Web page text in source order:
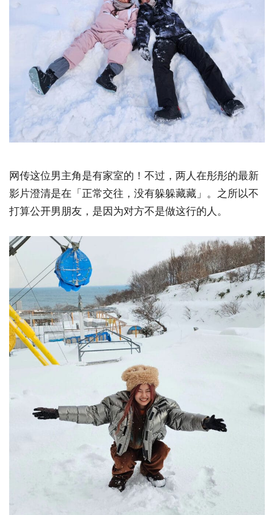
网传这位男主角是有家室的！不过，两人在彤彤的最新
影片澄清是在「正常交往，没有躲躲藏藏」。之所以不
打算公开男朋友，是因为对方不是做这行的人。